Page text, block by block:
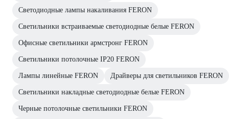
Светодиодные лампы накаливания FERON
Светильники встраиваемые светодиодные белые FERON
Офисные светильники армстронг FERON
Светильники потолочные IP20 FERON
Лампы линейные FERON Драйверы для светильников FERON
Светильники накладные светодиодные белые FERON
Черные потолочные светильники FERON